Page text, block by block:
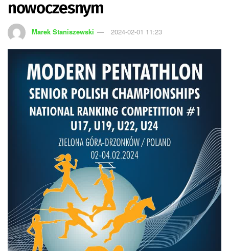
nowoczesnym
Marek Staniszewski 2024-02-01 11:23